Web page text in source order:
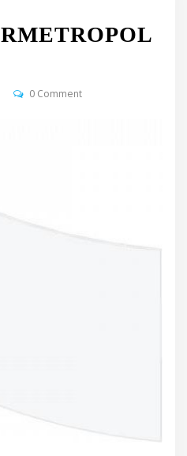
0 Comment